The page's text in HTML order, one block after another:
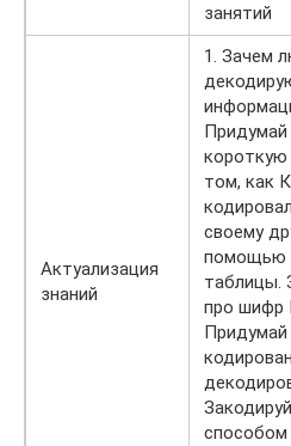
занятий
Актуализация
знаний
1. Зачем
Придумай
том, как
своему
помощью
таблицы.
про шифр
Придумай
способом